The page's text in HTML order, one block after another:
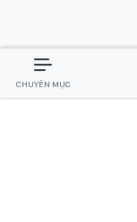
CHUYÊN MỤC